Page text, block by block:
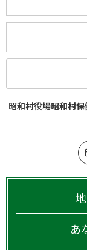
昭和村役場昭和村
あ